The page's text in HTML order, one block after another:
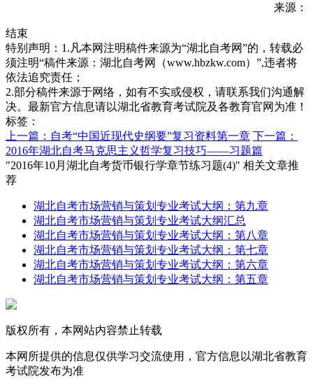
来源：
结束
特别声明：1.凡本网注明稿件来源为“湖北自考网”的，转载必
须注明“稿件来源：湖北自考网（www.hbzkw.com）”,违者将
依法追究责任；
2.部分稿件来源于网络，如有不实或侵权，请联系我们沟通解
决。最新官方信息请以湖北省教育考试院及各教育官网为准！
标签：
上一篇：自考“中国近现代史纲要”复习资料第一章 下一篇：
2016年湖北自考马克思主义哲学复习技巧——习题篇
"2016年10月湖北自考货币银行学章节练习题(4)" 相关文章推
荐
湖北自考市场营销与策划专业考试大纲：第九章
湖北自考市场营销与策划专业考试大纲汇总
湖北自考市场营销与策划专业考试大纲：第八章
湖北自考市场营销与策划专业考试大纲：第七章
湖北自考市场营销与策划专业考试大纲：第六章
湖北自考市场营销与策划专业考试大纲：第五章
版权所有，本网站内容禁止转载
本网所提供的信息仅供学习交流使用，官方信息以湖北省教育
考试院发布为准